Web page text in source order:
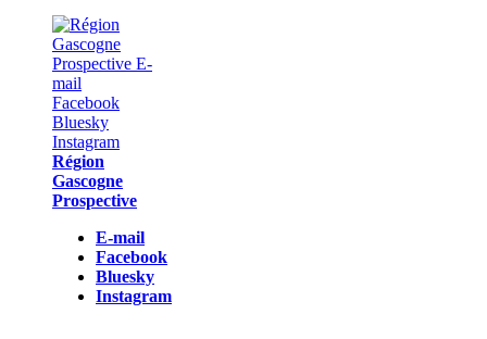
Région
Gascogne
Prospective
E-mail
Facebook
Bluesky
Instagram